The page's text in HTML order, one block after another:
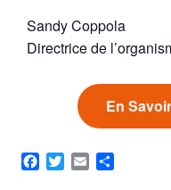
Sandy Coppola
Directrice de
En
Facebook
TwitterEmail